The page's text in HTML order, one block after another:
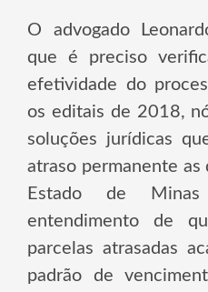
O advogado
que é preciso
efetividade do
os editais de 2018,
soluções jurídicas
atraso permanente as
Estado de
entendimento de
parcelas atrasadas
padrão de